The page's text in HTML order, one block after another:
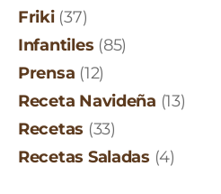
Friki(37)
Infantiles (85)
Prensa (12)
Receta Navideña (13)
Recetas (33)
Recetas Saladas (4)